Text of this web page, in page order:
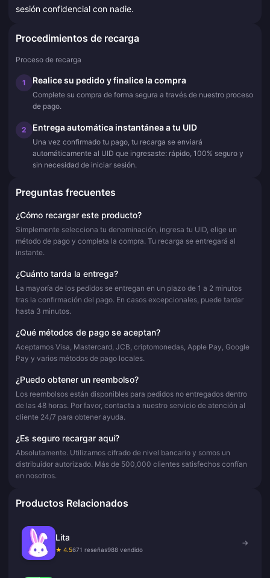
sesión confidencial con nadie.
Procedimientos de recarga
Proceso de recarga
1 Realice su pedido y finalice la compra
Complete su compra de forma segura a través de nuestro proceso
de pago.
2 Entrega automática instantánea a tu UID
Una vez confirmado tu pago, tu recarga se enviará
automáticamente al UID que ingresaste: rápido, 100% seguro y
sin necesidad de iniciar sesión.
Preguntas frecuentes
¿Cómo recargar este producto?
Simplemente selecciona tu denominación, ingresa tu UID, elige un
método de pago y completa la compra. Tu recarga se entregará al
instante.
¿Cuánto tarda la entrega?
La mayoría de los pedidos se entregan en un plazo de 1 a 2 minutos
tras la confirmación del pago. En casos excepcionales, puede tardar
hasta 3 minutos.
¿Qué métodos de pago se aceptan?
Aceptamos Visa, Mastercard, JCB, criptomonedas, Apple Pay, Google
Pay y varios métodos de pago locales.
¿Puedo obtener un reembolso?
Los reembolsos están disponibles para pedidos no entregados dentro
de las 48 horas. Por favor, contacta a nuestro servicio de atención al
cliente 24/7 para obtener ayuda.
¿Es seguro recargar aquí?
Absolutamente. Utilizamos cifrado de nivel bancario y somos un
distribuidor autorizado. Más de 500,000 clientes satisfechos confían
en nosotros.
Productos Relacionados
Lita
★ 4.5671 reseñas988 vendido
→